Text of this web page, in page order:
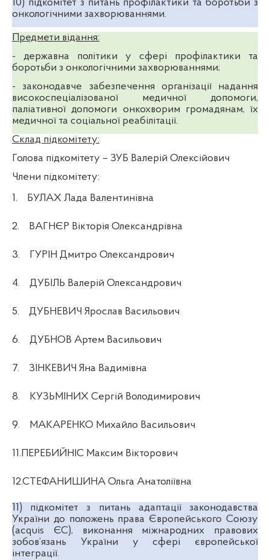
10) підкомітет з питань профілактики та боротьби з
онкологічними захворюваннями.
Предмети відання:
- державна політики у сфері профілактики та
боротьби з онкологічними захворюваннями;
- законодавче забезпечення організації надання
високоспеціалізованої медичної допомоги,
паліативної допомоги онкохворим громадянам, їх
медичної та соціальної реабілітації.
Склад підкомітету:
Голова підкомітету – ЗУБ Валерій Олексійович
Члени підкомітету:
1.
БУЛАХ Лада Валентинівна
2. ВАГНЄР Вікторія Олександрівна
3. ГУРІН Дмитро Олександрович
4. ДУБІЛЬ Валерій Олександрович
5. ДУБНЕВИЧ Ярослав Васильович
6. ДУБНОВ Артем Васильович
7. ЗІНКЕВИЧ Яна Вадимівна
8. КУЗЬМІНИХ Сергій Володимирович
9. МАКАРЕНКО Михайло Васильович
11.ПЕРЕБИЙНІС Максим Вікторович
12.СТЕФАНИШИНА Ольга Анатоліївна
11)
підкомітет з питань адаптації законодавства
України до положень права Європейського Союзу
(acquis ЄС), виконання міжнародних правових
зобов’язань України у сфері європейської
інтеграції.